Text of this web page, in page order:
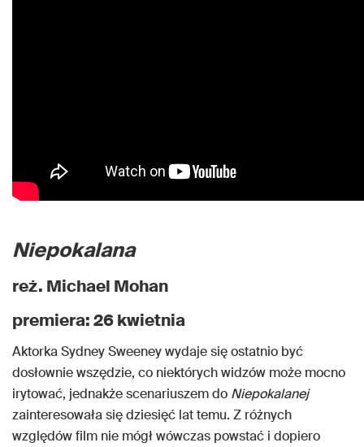
Niepokalana
reż. Michael Mohan
premiera: 26 kwietnia
Aktorka Sydney Sweeney wydaje się ostatnio być
dosłownie wszędzie, co niektórych widzów może mocno
irytować, jednakże scenariuszem do Niepokalanej
zainteresowała się dziesięć lat temu. Z różnych
względów film nie mógł wówczas powstać i dopiero